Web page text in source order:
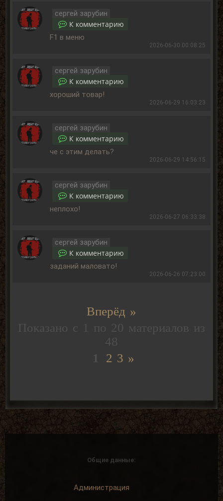
сергей зарубин
К комментарию
F1 в меню
2026-06-30 00:08:25
сергей зарубин
К комментарию
хороший товар!
2026-06-29 16:03:23
сергей зарубин
К комментарию
че с этим делать?
2026-06-29 14:56:15
сергей зарубин
К комментарию
неплохо!
2026-06-27 06:33:38
сергей зарубин
К комментарию
заданий маловато!
2026-06-26 07:23:00
Вперёд »
Показано с 1 по 20 материалов из
48
1
2 3 »
Общие данные:
Администрация